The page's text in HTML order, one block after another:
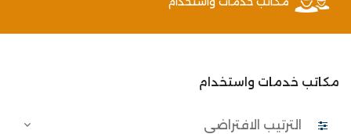
مكاتب خدمات واستخدام